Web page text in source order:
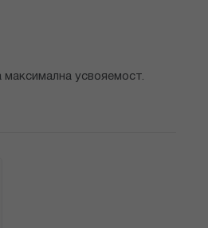
усвояемост.